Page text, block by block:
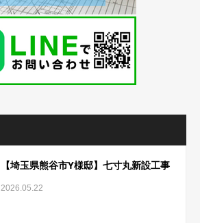
【埼玉県熊谷市Y様邸】七寸丸新設工事
2026.05.22